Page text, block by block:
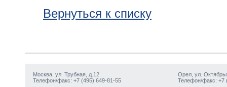
Вернуться к списку
Москва, ул. Трубная, д.12
Телефон/факс: +7 (495) 649-81-55
Орел, ул.
Телефон/факс: +7